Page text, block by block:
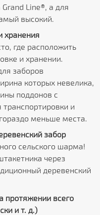
Line®, а для
высокий.
хранения
где расположить
и хранении.
заборов
которых невелика,
поддонов с
и
меньше места.
забор
сельского шарма!
через
деревенский
протяжении всего
и т. д.)